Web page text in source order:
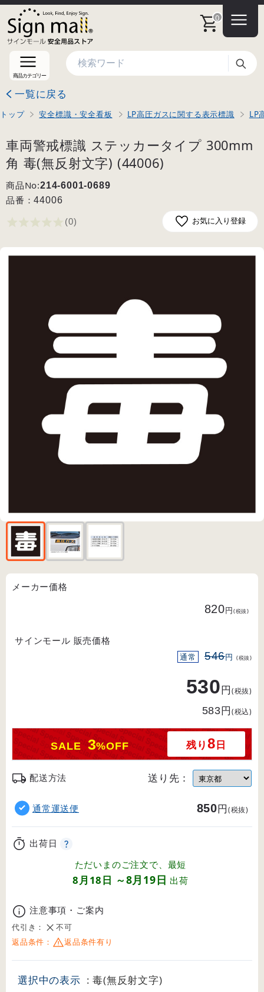
0
商品カテゴリー
検索
一覧に戻る
トップ 安全標識・安全看板 LP高圧ガスに関する表示標識 LP
車両警戒標識 ステッカータイプ 300mm
角 毒(無反射文字) (44006)
商品No:214-6001-0689
品番：44006
(0) お気に入り登録
メーカー価格
820円(税抜)
サインモール 販売価格
通常 546円 (税抜)
530円(税抜)
583円(税込)
SALE 3%OFF 残り8日
配送方法 送り先：
通常運送便 850円(税抜)
出荷日
ただいまのご注文で、最短
8月18日 ～8月19日 出荷
注意事項・ご案内
代引き：
不可
返品条件：
返品条件有り
選択中の表示 : 毒(無反射文字)